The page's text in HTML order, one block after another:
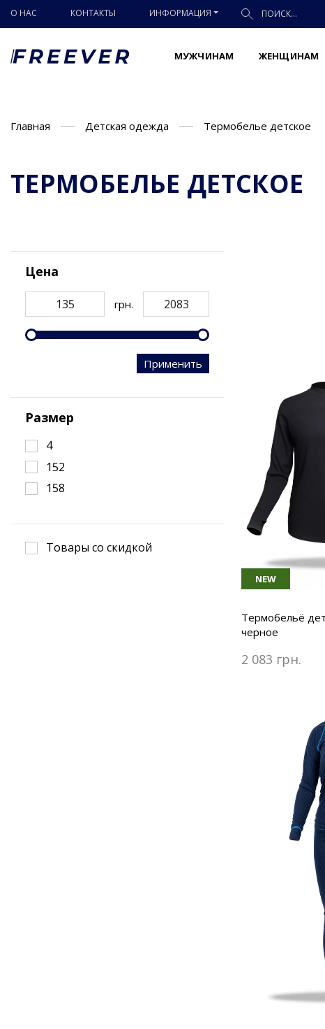
О НАС КОНТАКТЫ ИНФОРМАЦИЯ
МУЖЧИНАМ ЖЕНЩИНАМ
Главная Детская одежда Термобелье детское
ТЕРМОБЕЛЬЕ ДЕТСКОЕ
Цена
грн.
Применить
Размер
4
152
158
Товары со скидкой
NEW
Термобельё
черное
2 083 грн.